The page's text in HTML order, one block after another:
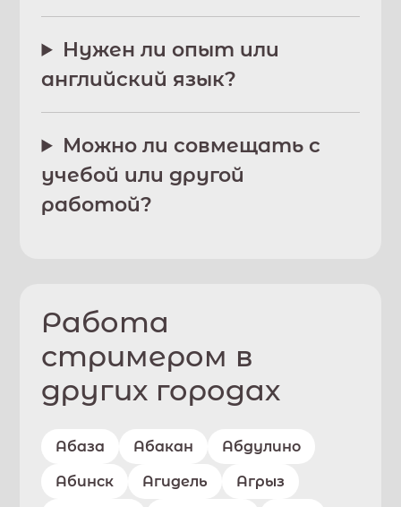
Нужен ли опыт или
английский язык?
Можно ли совмещать с
учебой или другой
работой?
Работа
стримером в
других городах
Абаза Абакан Абдулино
Абинск Агидель Агрыз